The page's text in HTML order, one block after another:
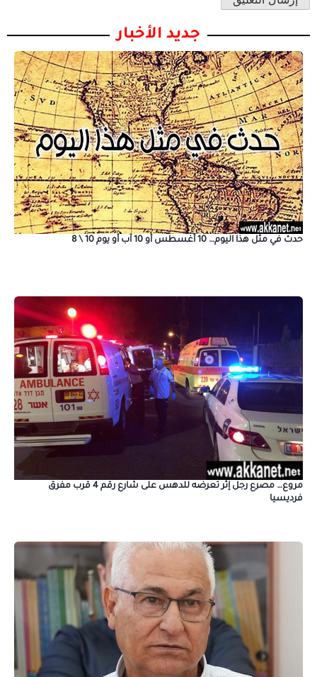
جديد الأخبار
حدث في مثل هذا اليوم… 10 أغسطس أو 10 آب أو يوم 10 \ 8
مروع… مصرع رجل إثر تعرضه للدهس على شارع رقم 4 قرب مفرق
فرديسيا